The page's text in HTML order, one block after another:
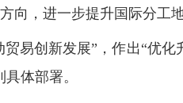
向，进一步提升国际分工
贸易创新发展”，作出“优
体部署。